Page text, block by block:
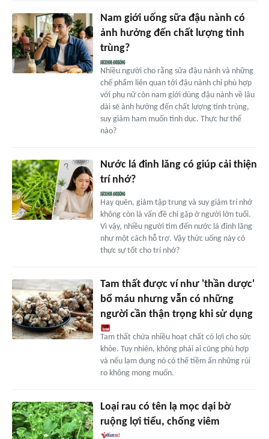
Nam giới uống sữa đậu nành có
ảnh hưởng đến chất lượng tinh
trùng?
Nhiều người cho rằng sữa đậu nành và những
chế phẩm liên quan tới đậu nành chỉ phù hợp
với phụ nữ còn nam giới dùng đậu nành về lâu
dài sẽ ảnh hưởng đến chất lượng tinh trùng,
suy giảm ham muốn tình dục. Thực hư thế
nào?
Nước lá đinh lăng có giúp cải thiện
trí nhớ?
Hay quên, giảm tập trung và suy giảm trí nhớ
không còn là vấn đề chỉ gặp ở người lớn tuổi.
Vì vậy, nhiều người tìm đến nước lá đinh lăng
như một cách hỗ trợ. Vậy thức uống này có
thực sự tốt cho trí nhớ?
Tam thất được ví như 'thần dược'
bổ máu nhưng vẫn có những
người cần thận trọng khi sử dụng
Tam thất chứa nhiều hoạt chất có lợi cho sức
khỏe. Tuy nhiên, không phải ai cũng phù hợp
và nếu lạm dụng nó có thể tiềm ẩn những rủi
ro không mong muốn.
Loại rau có tên lạ mọc dại bờ
ruộng lợi tiểu, chống viêm